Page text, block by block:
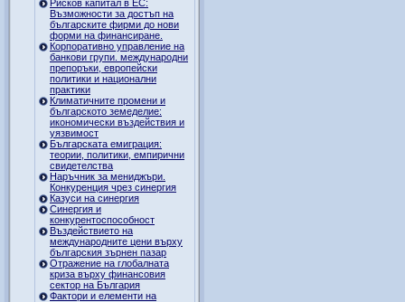
Рисков капитал в ЕС:
Възможности за достъп на
българските фирми до нови
форми на финансиране.
Корпоративно управление на
банкови групи. международни
препоръки, европейски
политики и национални
практики
Климатичните промени и
българското земеделие:
икономически въздействия и
уязвимост
Българската емиграция:
теории, политики, емпирични
свидетелства
Наръчник за мениджъри.
Конкуренция чрез синергия
Казуси на синергия
Синергия и
конкурентоспособност
Въздействието на
международните цени върху
българския зърнен пазар
Отражение на глобалната
криза върху финансовия
сектор на България
Фактори и елементи на